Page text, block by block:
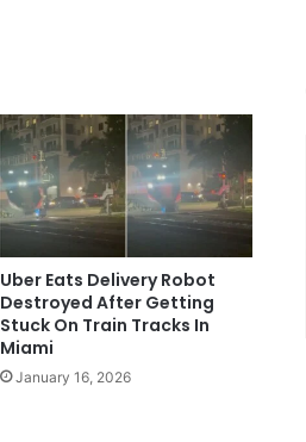
Uber Eats Delivery Robot
Destroyed After Getting
Stuck On Train Tracks In
Miami
January 16, 2026